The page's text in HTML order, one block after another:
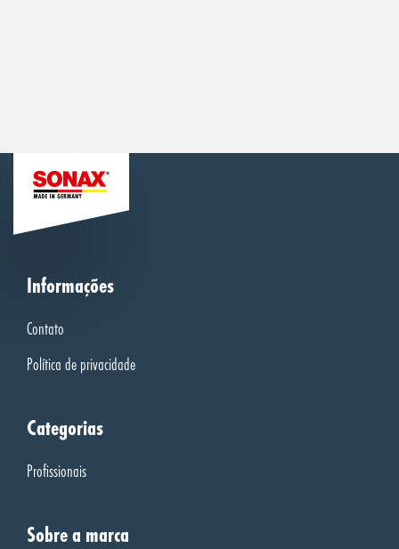
Informações
Contato
Política de privacidade
Categorias
Profissionais
Sobre a marca